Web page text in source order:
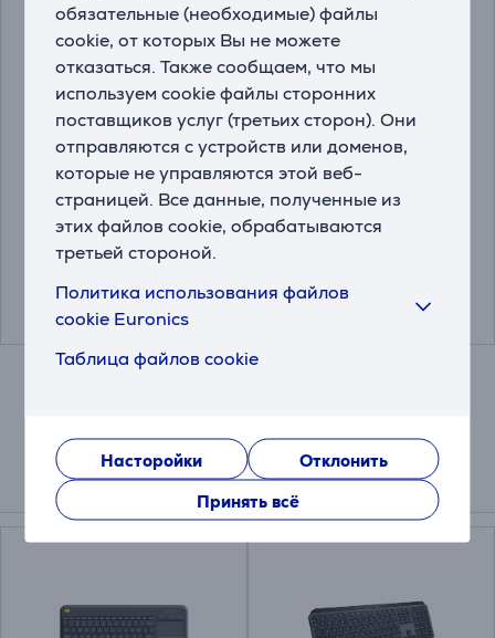
обязательные (необходимые) файлы
cookie, от которых Вы не можете
отказаться. Также сообщаем, что мы
используем cookie файлы сторонних
поставщиков услуг (третьих сторон). Они
отправляются с устройств или доменов,
которые не управляются этой веб-
страницей. Все данные, полученные из
этих файлов cookie, обрабатываются
третьей стороной.
Политика использования файлов
cookie Euronics
Таблица файлов cookie
Насторойки
Отклонить
Принять всё
Hama Easy, черный -
Коврик для мыши
00126858
Цена:
9.99 €
Trust Bigfoot XL,
черный - Коврик для
мыши
23728
19.99 €
Подходящие товары